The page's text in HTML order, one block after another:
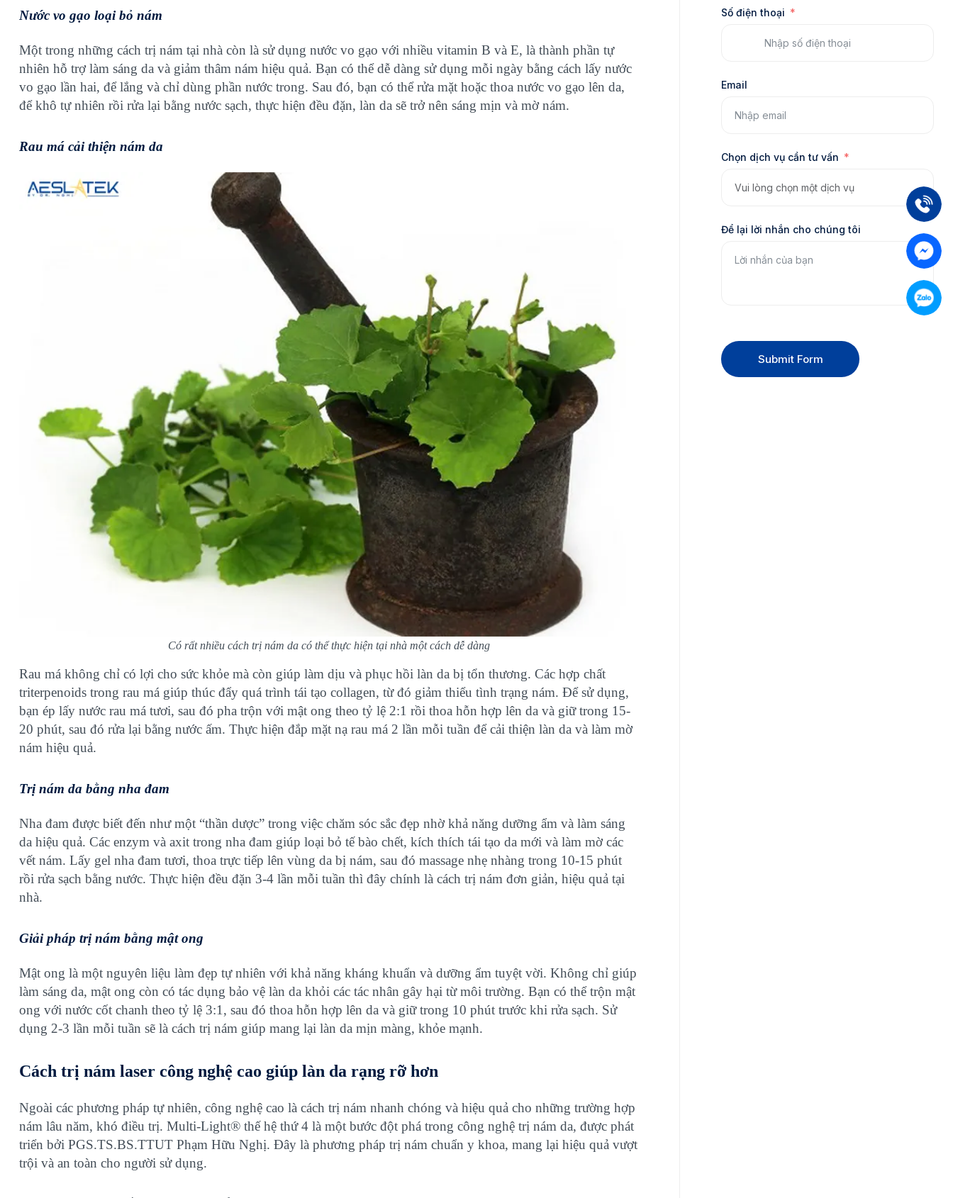
Nước vo gạo loại bỏ nám
Một trong những cách trị nám tại nhà còn là sử dụng nước vo gạo với nhiều vitamin B và E, là thành phần tự
nhiên hỗ trợ làm sáng da và giảm thâm nám hiệu quả. Bạn có thể dễ dàng sử dụng mỗi ngày bằng cách lấy nước
vo gạo lần hai, để lắng và chỉ dùng phần nước trong. Sau đó, bạn có thể rửa mặt hoặc thoa nước vo gạo lên da,
để khô tự nhiên rồi rửa lại bằng nước sạch, thực hiện đều đặn, làn da sẽ trở nên sáng mịn và mờ nám.
Rau má cải thiện nám da
Có rất nhiều cách trị nám da có thể thực hiện tại nhà một cách dễ dàng
Rau má không chỉ có lợi cho sức khỏe mà còn giúp làm dịu và phục hồi làn da bị tổn thương. Các hợp chất
triterpenoids trong rau má giúp thúc đẩy quá trình tái tạo collagen, từ đó giảm thiểu tình trạng nám. Để sử dụng,
bạn ép lấy nước rau má tươi, sau đó pha trộn với mật ong theo tỷ lệ 2:1 rồi thoa hỗn hợp lên da và giữ trong 15-
20 phút, sau đó rửa lại bằng nước ấm. Thực hiện đắp mặt nạ rau má 2 lần mỗi tuần để cải thiện làn da và làm mờ
nám hiệu quả.
Trị nám da bằng nha đam
Nha đam được biết đến như một “thần dược” trong việc chăm sóc sắc đẹp nhờ khả năng dưỡng ẩm và làm sáng
da hiệu quả. Các enzym và axit trong nha đam giúp loại bỏ tế bào chết, kích thích tái tạo da mới và làm mờ các
vết nám. Lấy gel nha đam tươi, thoa trực tiếp lên vùng da bị nám, sau đó massage nhẹ nhàng trong 10-15 phút
rồi rửa sạch bằng nước. Thực hiện đều đặn 3-4 lần mỗi tuần thì đây chính là cách trị nám đơn giản, hiệu quả tại
nhà.
Giải pháp trị nám bằng mật ong
Mật ong là một nguyên liệu làm đẹp tự nhiên với khả năng kháng khuẩn và dưỡng ẩm tuyệt vời. Không chỉ giúp
làm sáng da, mật ong còn có tác dụng bảo vệ làn da khỏi các tác nhân gây hại từ môi trường. Bạn có thể trộn mật
ong với nước cốt chanh theo tỷ lệ 3:1, sau đó thoa hỗn hợp lên da và giữ trong 10 phút trước khi rửa sạch. Sử
dụng 2-3 lần mỗi tuần sẽ là cách trị nám giúp mang lại làn da mịn màng, khỏe mạnh.
Cách trị nám laser công nghệ cao giúp làn da rạng rỡ hơn
Ngoài các phương pháp tự nhiên, công nghệ cao là cách trị nám nhanh chóng và hiệu quả cho những trường hợp
nám lâu năm, khó điều trị. Multi-Light® thế hệ thứ 4 là một bước đột phá trong công nghệ trị nám da, được phát
triển bởi PGS.TS.BS.TTUT Phạm Hữu Nghị. Đây là phương pháp trị nám chuẩn y khoa, mang lại hiệu quả vượt
trội và an toàn cho người sử dụng.
Số điện thoại
Email
Chọn dịch vụ cần tư vấn
Để lại lời nhắn cho chúng tôi
Submit Form